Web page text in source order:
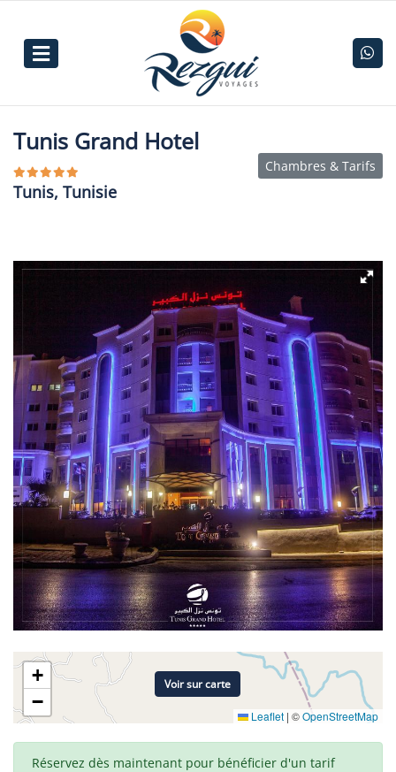
Tunis Grand Hotel
Tunis, Tunisie
Chambres & Tarifs
+
−
Leaflet | ©OpenStreetMap
Voir sur carte
Réservez dès maintenant pour bénéficier d'un tarif